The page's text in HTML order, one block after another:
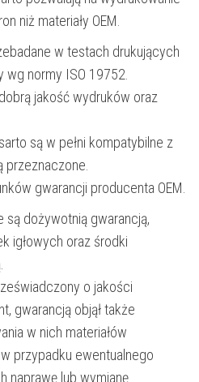
niż materiały OEM.
w testach drukujących
wg normy ISO 19752.
jakość wydruków oraz
są w pełni kompatybilne z
przeznaczone.
gwarancji producenta OEM.
są dożywotnią gwarancją,
igłowych oraz środki
o jakości
gwarancją objął także
w nich materiałów
przypadku ewentualnego
naprawę lub wymianę.